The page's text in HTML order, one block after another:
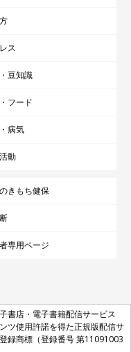
ス
豆知識
フード
病気
動
きもち健保
専用ページ
書店・電子書籍配信サービス
ツ使用許諾を得た正規版配信サ
録商標（登録番号 第11091003